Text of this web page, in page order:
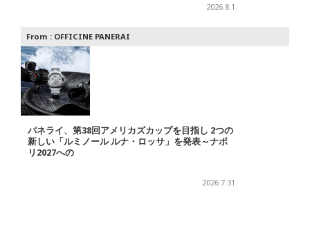
2026.8.1
From : OFFICINE PANERAI
パネライ、第38回アメリカズカップを目指し 2つの
新しい「ルミノール ルナ・ロッサ」を発表～ナポ
リ2027への
2026.7.31